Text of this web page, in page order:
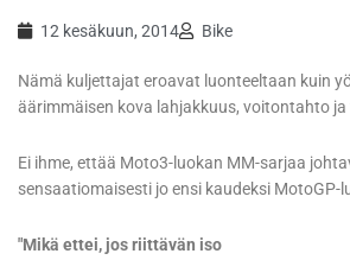
12 kesäkuun, 2014 Bike
Nämä kuljettajat eroavat luonteeltaan kuin
äärimmäisen kova lahjakkuus, voitontahto
Ei ihme, ettää Moto3-luokan MM-sarjaa
sensaatiomaisesti jo ensi kaudeksi MotoGP-
"Mikä ettei, jos riittävän iso